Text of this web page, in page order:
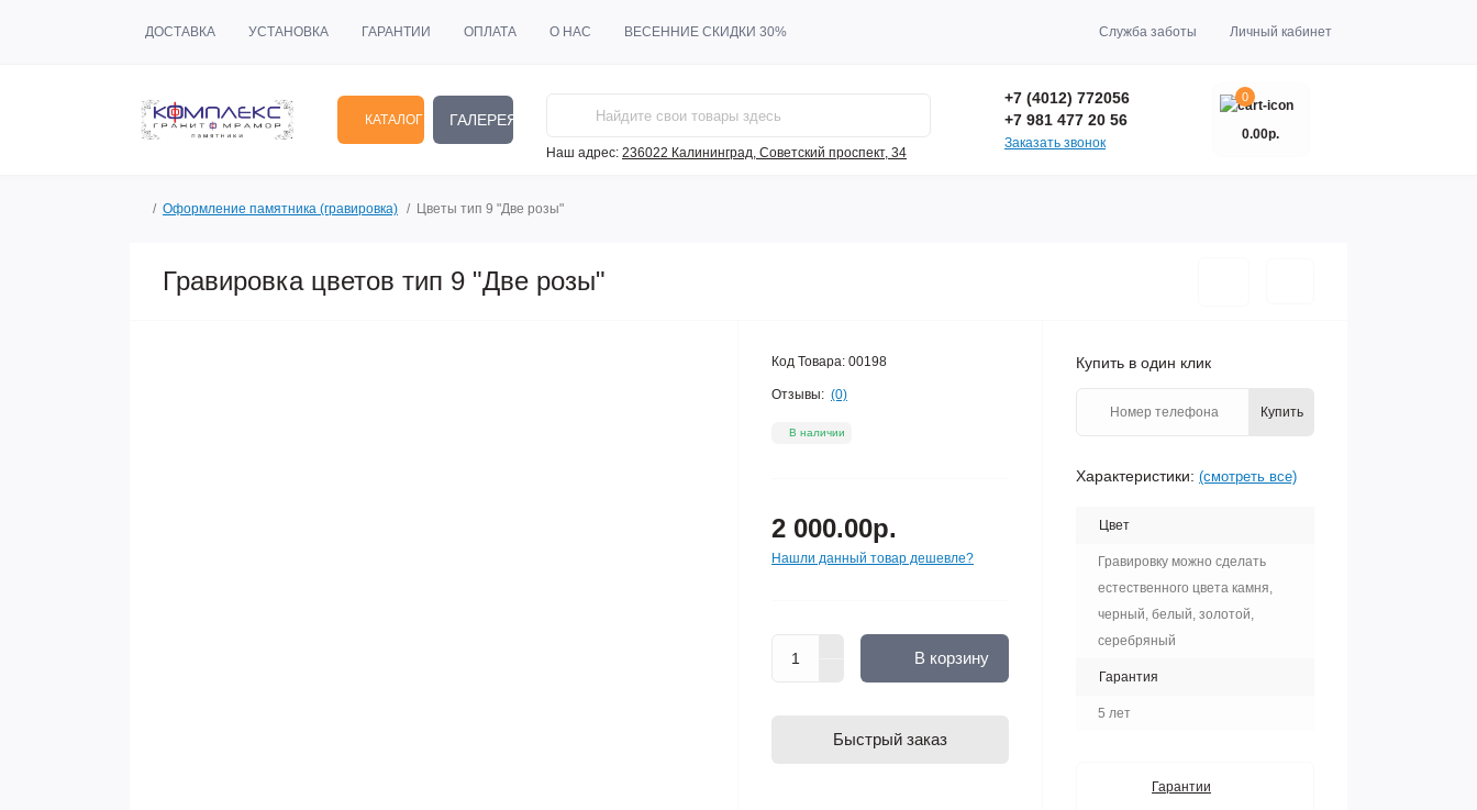
ДОСТАВКА УСТАНОВКА ГАРАНТИИ ОПЛАТА О НАС ВЕСЕННИЕ СКИДКИ 30% Служба заботы Личный кабинет
КАТАЛОГ ГАЛЕРЕЯ
Наш адрес: 236022 Калининград, Советский проспект, 34
+7 (4012) 772056
+7 981 477 20 56
Заказать звонок
0
0.00р.
Оформление памятника (гравировка) Цветы тип 9 "Две розы"
Гравировка цветов тип 9 "Две розы"
Код Товара: 00198
Отзывы: (0)
В наличии
2 000.00р.
Нашли данный товар дешевле?
В корзину
Быстрый заказ
Купить в один клик
Купить
Характеристики: (смотреть все)
Цвет
Гравировку можно сделать
естественного цвета камня,
черный, белый, золотой,
серебряный
Гарантия
5 лет
Гарантии